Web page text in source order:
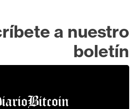
a nuestro
boletín